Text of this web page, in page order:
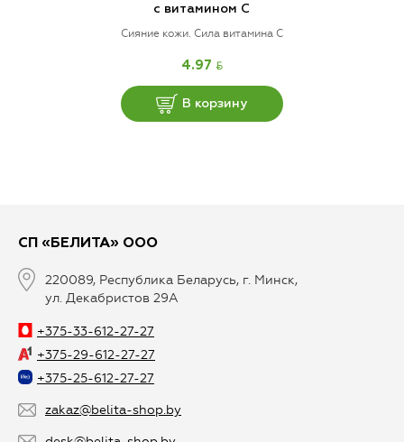
с витамином C
Сияние кожи. Сила витамина C
4.97 BYN
В корзину
СП «БЕЛИТА» ООО
220089, Республика Беларусь, г. Минск,
ул. Декабристов 29А
+375-33-612-27-27
+375-29-612-27-27
+375-25-612-27-27
zakaz@belita-shop.by